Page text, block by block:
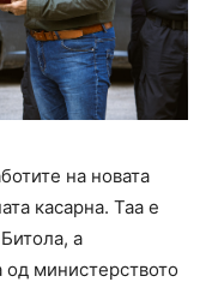
на новата
касарна. Таа е
а
министерството